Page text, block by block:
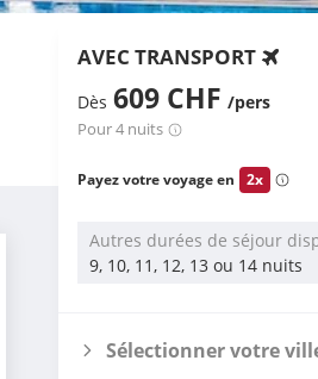
AVEC TRANSPORT
Dès 609 CHF /pers
Pour 4 nuits
Payez votre voyage en 2x
Autres durées de séjour
9, 10, 11, 12, 13 ou 14 nuits
Sélectionner votre